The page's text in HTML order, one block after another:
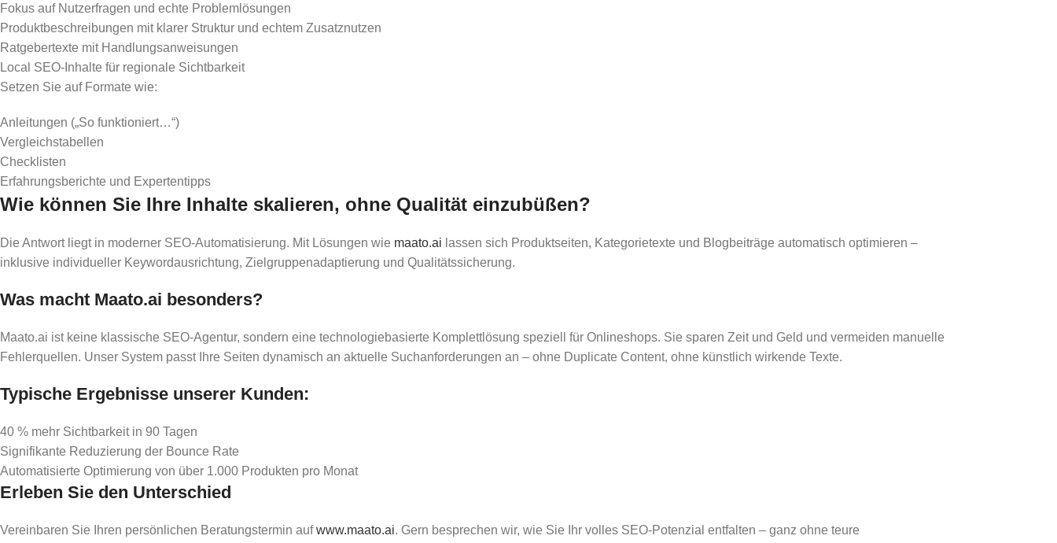
Fokus auf Nutzerfragen und echte Problemlösungen
Produktbeschreibungen mit klarer Struktur und echtem Zusatznutzen
Ratgebertexte mit Handlungsanweisungen
Local SEO-Inhalte für regionale Sichtbarkeit
Setzen Sie auf Formate wie:
Anleitungen („So funktioniert…“)
Vergleichstabellen
Checklisten
Erfahrungsberichte und Expertentipps
Wie können Sie Ihre Inhalte skalieren, ohne Qualität einzubüßen?
Die Antwort liegt in moderner SEO-Automatisierung. Mit Lösungen wie maato.ai lassen sich Produktseiten, Kategorietexte und Blogbeiträge automatisch optimieren –
inklusive individueller Keywordausrichtung, Zielgruppenadaptierung und Qualitätssicherung.
Was macht Maato.ai besonders?
Maato.ai ist keine klassische SEO-Agentur, sondern eine technologiebasierte Komplettlösung speziell für Onlineshops. Sie sparen Zeit und Geld und vermeiden manuelle
Fehlerquellen. Unser System passt Ihre Seiten dynamisch an aktuelle Suchanforderungen an – ohne Duplicate Content, ohne künstlich wirkende Texte.
Typische Ergebnisse unserer Kunden:
40 % mehr Sichtbarkeit in 90 Tagen
Signifikante Reduzierung der Bounce Rate
Automatisierte Optimierung von über 1.000 Produkten pro Monat
Erleben Sie den Unterschied
Vereinbaren Sie Ihren persönlichen Beratungstermin aufwww.maato.ai. Gern besprechen wir, wie Sie Ihr volles SEO-Potenzial entfalten – ganz ohne teure